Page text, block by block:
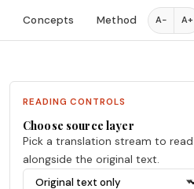
Concepts Method A− A+
READING CONTROLS
Choose source layer
Pick a translation stream to read
alongside the original text.